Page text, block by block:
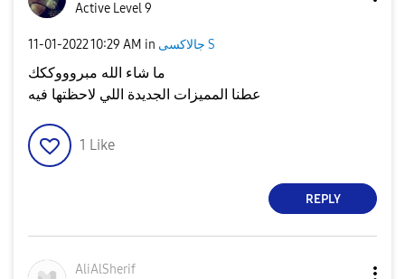
Active Level 9
‎11-01-202210:29 AM in جالاكسى S
ما شاء الله مبروووككك
عطنا المميزات الجديدة اللي لاحظتها فيه
1 Like
REPLY
AliAlSherif